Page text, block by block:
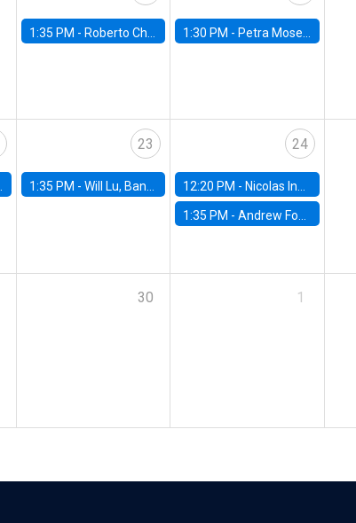
1:35 PM - Roberto Chang, Rutgers University 1:30 PM - Petra Moser, NYU Stern
23
1:35 PM - Will Lu, Banco Central de Chile
24
12:20 PM - Nicolas Inostroza, Rotman School of Management, University of Toronto
1:35 PM -Andrew Foster, Brown University
30 1